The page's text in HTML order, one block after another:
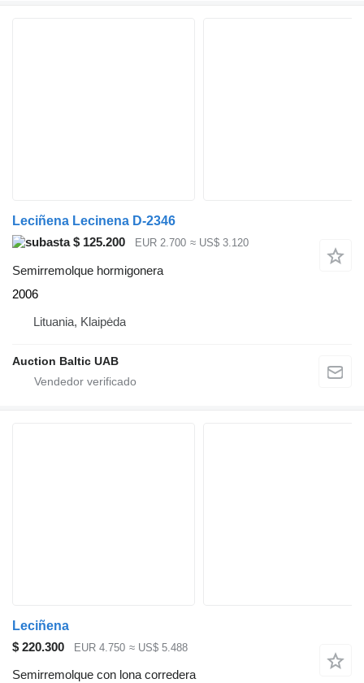
Leciñena Lecinena D-2346
$ 125.200
EUR 2.700 ≈ US$ 3.120
Semirremolque hormigonera
2006
Lituania, Klaipėda
Auction Baltic UAB
Leciñena
$ 220.300
EUR 4.750 ≈ US$ 5.488
Semirremolque con lona corredera